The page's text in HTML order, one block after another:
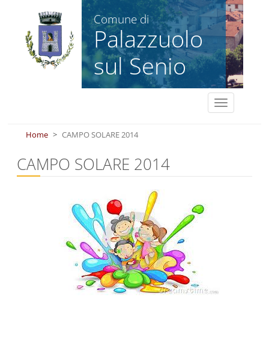
Salta al contenuto principale
Comune di
Palazzuolo
sul Senio
Toggle
navigation
Home
CAMPO SOLARE 2014
CAMPO SOLARE 2014